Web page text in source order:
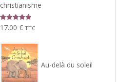
christianisme
Note 5.00
17.00 € TTC
Au-delà du soleil